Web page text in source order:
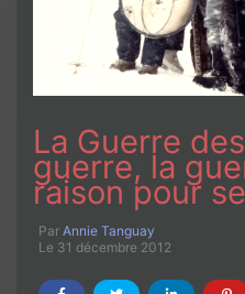
La Guerre
guerre, la
raison pour
Par Annie Tanguay
Le 31 décembre 2012